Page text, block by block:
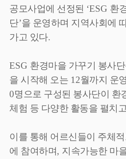
공모사업에 선정된 ‘ESG 환
단’을 운영하며 지역사회에
가고 있다.
ESG 환경마을 가꾸기 봉사
을 시작해 오는 12월까지 운
0명으로 구성된 봉사단이 환
체험 등 다양한 활동을 펼치
이를 통해 어르신들이 주체
에 참여하며, 지속가능한 마